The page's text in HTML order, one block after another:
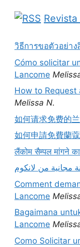
วิธีการขอตัวอย่า
Cómo solicitar
Lancome
How to Request
Melissa N.
如何请求免费的
如何申請免費蘭
लैंकोम सैम्पल मांगने
مجانية من لانكوم
Comment
Lancome
Bagaimana
Lancome
Como Solicitar